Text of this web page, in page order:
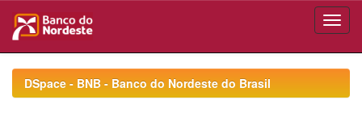
navigationDSpace - BNB - Banco do Nordeste do Brasil